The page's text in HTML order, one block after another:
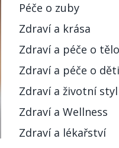
Péče o zuby
Zdraví a krása
Zdraví a péče o tělo
Zdraví a péče o děti
Zdraví a životní styl
Zdraví a Wellness
Zdraví a lékařství